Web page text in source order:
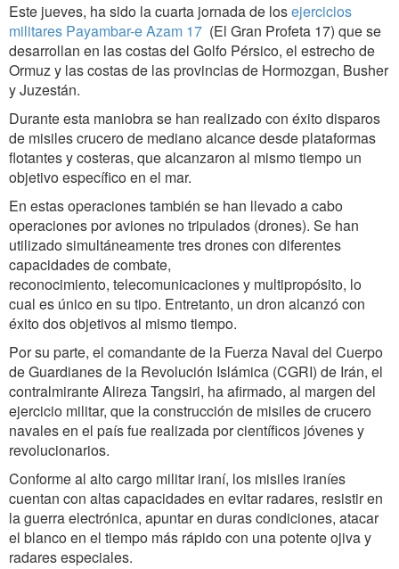
Este jueves, ha sido la cuarta jornada de losejercicios
militares Payambar-e Azam 17 (El Gran Profeta 17) que se
desarrollan en las costas del Golfo Pérsico, el estrecho de
Ormuz y las costas de las provincias de Hormozgan, Busher
y Juzestán.
Durante esta maniobra se han realizado con éxito disparos
de misiles crucero de mediano alcance desde plataformas
flotantes y costeras, que alcanzaron al mismo tiempo un
objetivo específico en el mar.
En estas operaciones también se han llevado a cabo
operaciones por aviones no tripulados (drones). Se han
utilizado simultáneamente tres drones con diferentes
capacidades de combate,
reconocimiento, telecomunicaciones y multipropósito, lo
cual es único en su tipo. Entretanto, un dron alcanzó con
éxito dos objetivos al mismo tiempo.
Por su parte, el comandante de la Fuerza Naval del Cuerpo
de Guardianes de la Revolución Islámica (CGRI) de Irán, el
contralmirante Alireza Tangsiri, ha afirmado, al margen del
ejercicio militar, que la construcción de misiles de crucero
navales en el país fue realizada por científicos jóvenes y
revolucionarios.
Conforme al alto cargo militar iraní, los misiles iraníes
cuentan con altas capacidades en evitar radares, resistir en
la guerra electrónica, apuntar en duras condiciones, atacar
el blanco en el tiempo más rápido con una potente ojiva y
radares especiales.